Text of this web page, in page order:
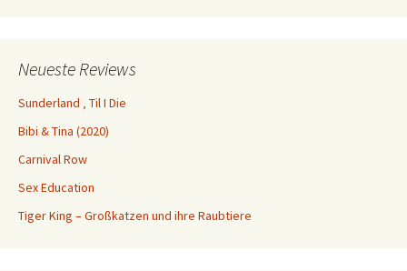
Neueste Reviews
Sunderland ‚ Til I Die
Bibi & Tina (2020)
Carnival Row
Sex Education
Tiger King – Großkatzen und ihre Raubtiere